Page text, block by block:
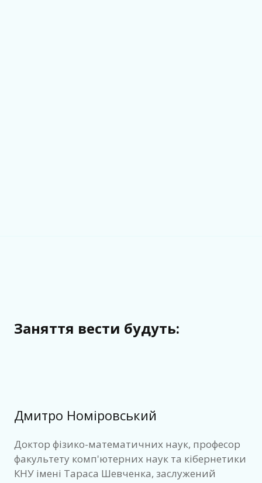
Заняття вести будуть:
Дмитро Номіровський
Доктор фізико-математичних наук, професор
факультету комп'ютерних наук та кібернетики
КНУ імені Тараса Шевченка, заслужений